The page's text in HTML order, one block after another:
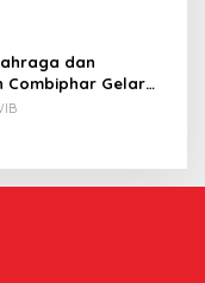
dan
Combiphar Gelar